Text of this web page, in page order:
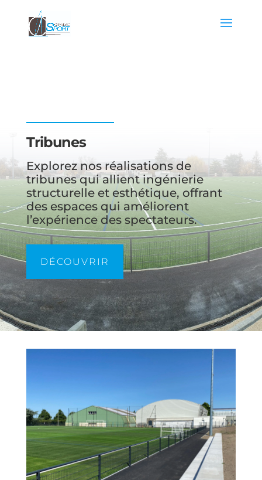
Tribunes
Explorez nos réalisations de
tribunes qui allient ingénierie
structurelle et esthétique, offrant
des espaces qui améliorent
l’expérience des spectateurs.
DÉCOUVRIR